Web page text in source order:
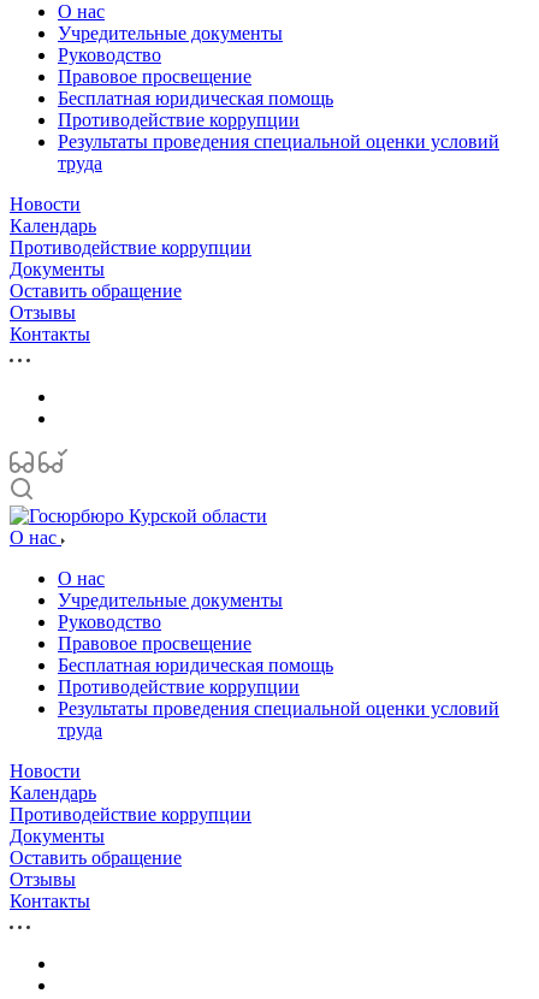
О нас
Учредительные документы
Руководство
Правовое просвещение
Бесплатная юридическая помощь
Противодействие коррупции
Результаты проведения специальной оценки условий
труда
Новости
Календарь
Противодействие коррупции
Документы
Оставить обращение
Отзывы
Контакты
О нас
О нас
Учредительные документы
Руководство
Правовое просвещение
Бесплатная юридическая помощь
Противодействие коррупции
Результаты проведения специальной оценки условий
труда
Новости
Календарь
Противодействие коррупции
Документы
Оставить обращение
Отзывы
Контакты